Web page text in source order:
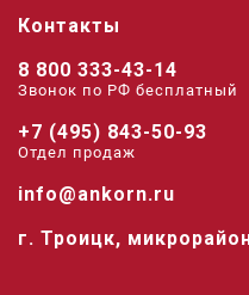
Контакты
8 800 333-43-14
Звонок по РФ беcплатный
+7 (495) 843-50-93
Отдел продаж
info@ankorn.ru
г. Троицк,